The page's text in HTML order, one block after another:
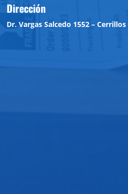
Dirección
Dr. Vargas Salcedo 1552 – Cerrillos